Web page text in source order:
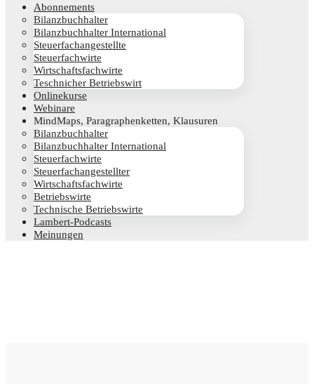
Abon­ne­ments
Bilanz­buch­hal­ter
Bilanz­buch­hal­ter International
Steu­er­fach­an­ge­stell­te
Steu­er­fach­wir­te
Wirt­schafts­fach­wir­te
Teschni­cher Betriebswirt
Online­kur­se
Web­i­na­re
Mind­Maps, Para­gra­phen­ket­ten, Klausuren
Bilanz­buch­hal­ter
Bilanz­buch­hal­ter International
Steu­er­fach­wir­te
Steu­er­fach­an­ge­stell­ter
Wirt­schafts­fach­wir­te
Betriebs­wir­te
Tech­ni­sche Betriebswirte
Lam­­bert-Pod­­casts
Mei­nun­gen